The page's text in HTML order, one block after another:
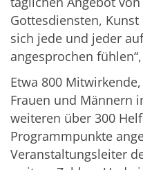
Gottesdiensten,
sich jede und jeder
angesprochen
Etwa 800
Frauen und Männern
weiteren über 300
Programmpunkte
Veranstaltungsleiter